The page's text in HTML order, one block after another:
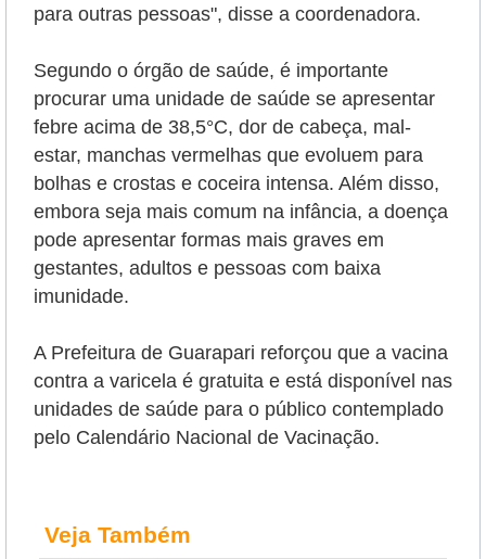
para outras pessoas", disse a coordenadora.
Segundo o órgão de saúde, é importante
procurar uma unidade de saúde se apresentar
febre acima de 38,5°C, dor de cabeça, mal-
estar, manchas vermelhas que evoluem para
bolhas e crostas e coceira intensa. Além disso,
embora seja mais comum na infância, a doença
pode apresentar formas mais graves em
gestantes, adultos e pessoas com baixa
imunidade.
A Prefeitura de Guarapari reforçou que a vacina
contra a varicela é gratuita e está disponível nas
unidades de saúde para o público contemplado
pelo Calendário Nacional de Vacinação.
Veja Também